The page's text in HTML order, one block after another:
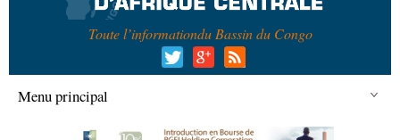
Toute l’informationdu Bassin du Congo
Menu principal